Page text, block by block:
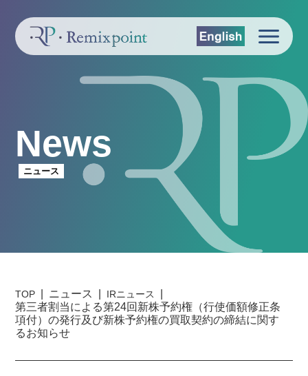
News
ニュース
TOP ニュース IRニュース
第三者割当による第24回新株予約権（行使価額修正条
項付）の発行及び新株予約権の買取契約の締結に関す
るお知らせ